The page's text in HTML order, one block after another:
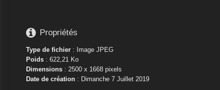
 Propriétés
Type de fichier: Image JPEG
Poids: 622,21 Ko
Dimensions: 2500 x 1668 pixels
Date de création: Dimanche 7 Juillet 2019